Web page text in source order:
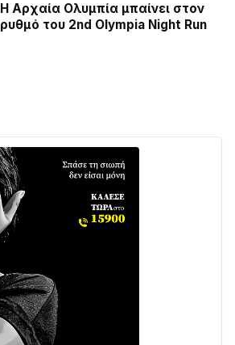
Η Αρχαία Ολυμπία μπαίνει στον
ρυθμό του 2nd Olympia Night Run